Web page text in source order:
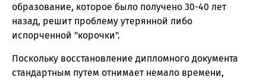
образование, которое было получено 30-40 лет
назад, решит проблему утерянной либо
испорченной "корочки".
Поскольку восстановление дипломного документа
стандартным путем отнимает немало времени,